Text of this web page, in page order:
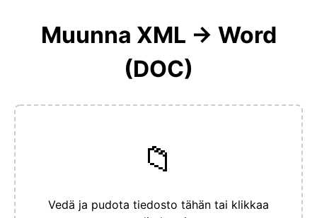
Muunna XML → Word
(DOC)
📁
Vedä ja pudota tiedosto tähän tai klikkaa